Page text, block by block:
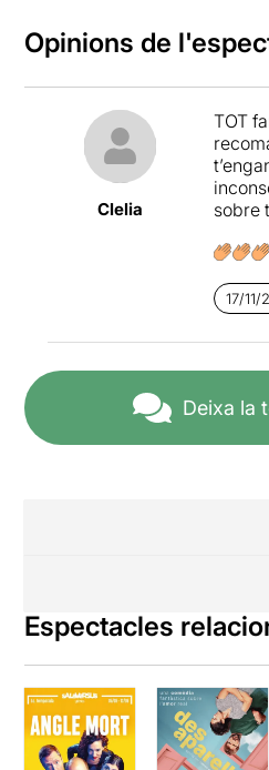
Opinions de
Clelia
TOT
sobre
17/11/
Deixa la
Espectacles